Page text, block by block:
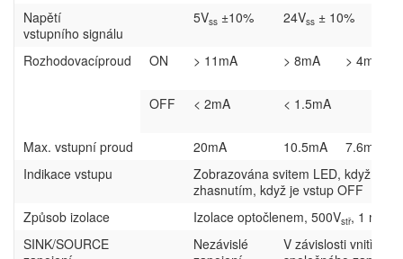
Napětí
vstupního signálu
5Vss ±10% 24Vss ± 10%
Rozhodovacíproud ON > 11mA > 8mA > 4mA
OFF < 2mA < 1.5mA
Max. vstupní proud 20mA 10.5mA
7.6mA
Indikace vstupu
Zobrazována svitem LED, když je
zhasnutím, když je vstup OFF
Způsob izolace
Izolace optočlenem, 500Vstř, 1 min
SINK/SOURCE
Nezávislé
V závislosti